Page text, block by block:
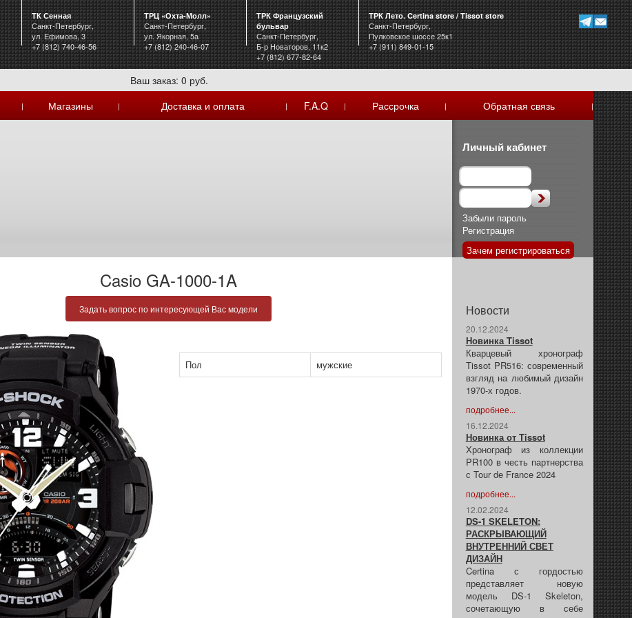
ТК Сенная
Санкт-Петербург,
ул. Ефимова, 3
+7 (812) 740-46-56
ТРЦ «Охта-Молл»
Санкт-Петербург,
ул. Якорная, 5а
+7 (812) 240-46-07
ТРК Французский
бульвар
Санкт-Петербург,
Б-р Новаторов, 11к2
+7 (812) 677-82-64
ТРК Лето. Certina store / Tissot store
Санкт-Петербург,
Пулковское шоссе 25к1
+7 (911) 849-01-15
Ваш заказ: 0 руб.
| Магазины | Доставка и оплата | F.A.Q | Рассрочка | Обратная связь |
Casio GA-1000-1A
Задать вопрос по интересующей Вас модели
Пол мужские
Личный кабинет
Забыли пароль
Регистрация
Зачем регистрироваться
Новости
20.12.2024
Новинка Tissot
Кварцевый хронограф
Tissot PR516: современный
взгляд на любимый дизайн
1970-х годов.
подробнее...
16.12.2024
Новинка от Tissot
Хронограф из коллекции
PR100 в честь партнерства
с Tour de France 2024
подробнее...
12.02.2024
DS-1 SKELETON:
РАСКРЫВАЮЩИЙ
ВНУТРЕННИЙ СВЕТ
ДИЗАЙН
Certina с гордостью
представляет новую
модель DS-1 Skeleton,
сочетающую в себе